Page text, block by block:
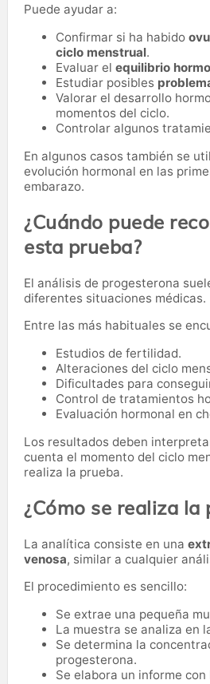
Puede ayudar a:
Confirmar si ha habido
ciclo menstrual.
Evaluar el equilibrio
Estudiar posibles
Valorar el desarrollo
momentos del ciclo.
Controlar algunos
En algunos casos también se
evolución hormonal en las
embarazo.
¿Cuándo puede
esta prueba?
El análisis de progesterona
diferentes situaciones médicas.
Entre las más habituales se
Estudios de fertilidad.
Alteraciones del ciclo
Dificultades para
Control de tratamientos
Evaluación hormonal en
Los resultados deben
cuenta el momento del ciclo
realiza la prueba.
¿Cómo se realiza la
La analítica consiste en una
venosa, similar a cualquier
El procedimiento es sencillo:
Se extrae una pequeña
La muestra se analiza en
Se determina la
progesterona.
Se elabora un informe